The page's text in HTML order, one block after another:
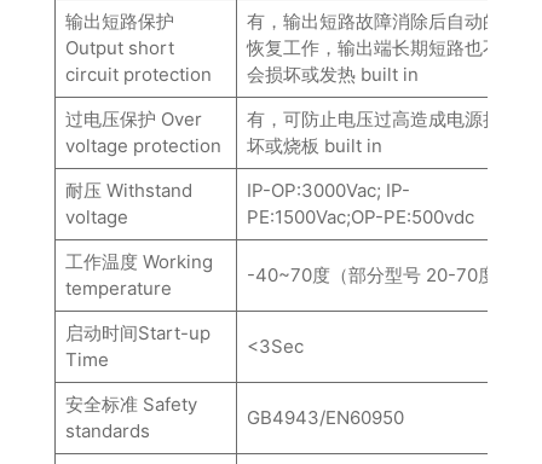
输出短路保护
Output short
circuit protection
有，输出短路故障消除后自动的
恢复工作，输出端长期短路也不
会损坏或发热 built in
过电压保护 Over
voltage protection
有，可防止电压过高造成电源损
坏或烧板 built in
耐压 Withstand
voltage
IP-OP:3000Vac; IP-
PE:1500Vac;OP-PE:500vdc
工作温度 Working
temperature
-40~70度（部分型号 20-70度）
启动时间Start-up
Time
<3Sec
安全标准 Safety
standards
GB4943/EN60950